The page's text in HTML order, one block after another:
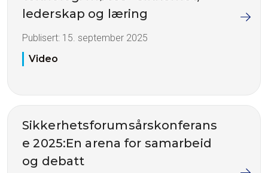
lederskap og læring
Publisert: 15. september 2025
Video
Sikkerhetsforumsårskonferans
e 2025:En arena for samarbeid
og debatt